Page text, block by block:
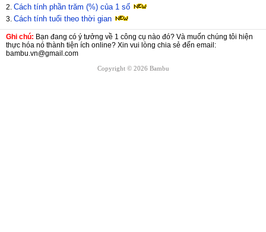
2. Cách tính phần trăm (%) của 1 số
3. Cách tính tuổi theo thời gian
Ghi chú: Bạn đang có ý tưởng về 1 công cụ nào đó? Và muốn chúng tôi hiện
thực hóa nó thành tiện ích online? Xin vui lòng chia sẻ đến email:
bambu.vn@gmail.com
Copyright © 2026 Bambu